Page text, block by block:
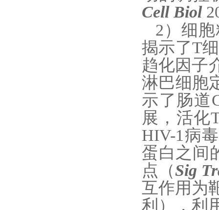
Cell Biol
2 ） 细
揭示了T
趋化因子
淋巴细胞
示了 肠道
展 ，活化
HIV-1 病
蛋白之间
点 （Sig
互作用为
利 ）， 利